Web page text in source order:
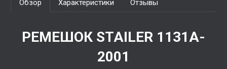
Обзор Характеристики Отзывы
РЕМЕШОК STAILER 1131A-
2001